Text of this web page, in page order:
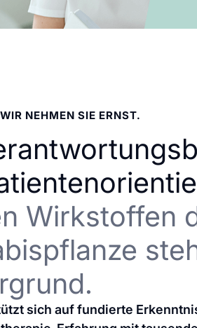
NEHMEN SIE ERNST.
Wirkstoffen
sich auf fundierte